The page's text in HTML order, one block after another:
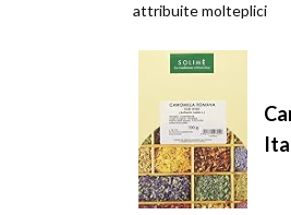
attribuite molteplici